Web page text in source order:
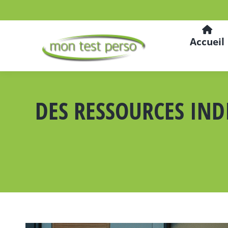
Accueil
DES RESSOURCES